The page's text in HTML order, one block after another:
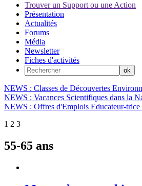
Trouver un Support ou une Action
Présentation
Actualités
Forums
Média
Newsletter
Fiches d'activités
NEWS : Classes de Découvertes
NEWS : Vacances Scientifiques dans la
NEWS : Offres d'Emplois Educateur-trice
1 2 3
55-65 ans